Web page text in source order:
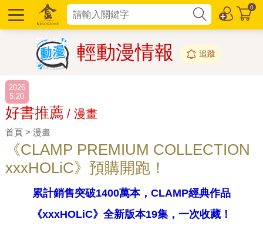
0
輕動漫情報 追蹤
2026
5.20
好書推薦 / 漫畫
首頁 > 漫畫
《CLAMP PREMIUM COLLECTION
xxxHOLiC》預購開跑！
累計銷售突破1400萬本，CLAMP經典作品
《xxxHOLiC》全新版本19集，一次收藏！